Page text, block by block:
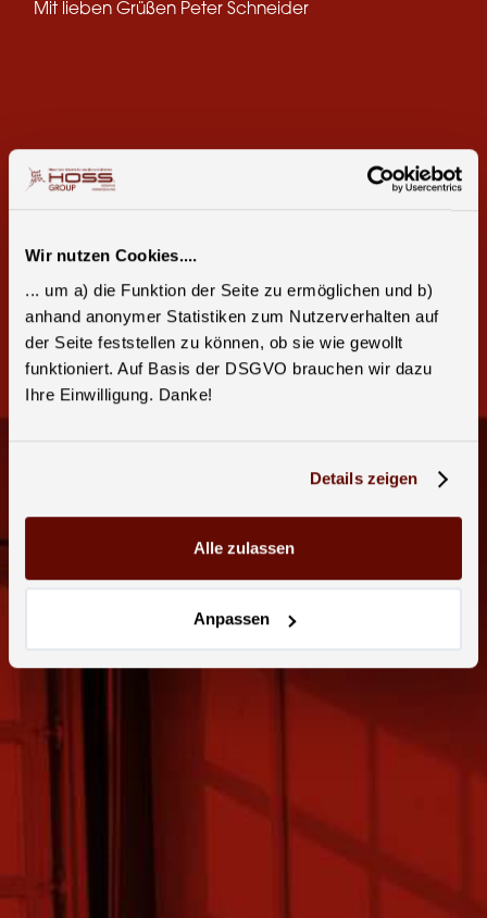
Wir nutzen Cookies....
... um a) die Funktion der Seite zu ermöglichen und b)
anhand anonymer Statistiken zum Nutzerverhalten auf
der Seite feststellen zu können, ob sie wie gewollt
funktioniert. Auf Basis der DSGVO brauchen wir dazu
Ihre Einwilligung. Danke!
Details zeigen
Alle zulassen
Anpassen
Mit lieben Grüßen Peter Schneider
Teile diese Seite: